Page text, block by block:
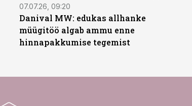
07.07.26, 09:20
Danival MW: edukas allhanke
müügitöö algab ammu enne
hinnapakkumise tegemist